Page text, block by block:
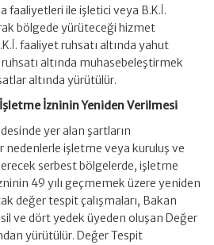
faaliyetleri ile işletici veya B.K.İ.
bölgede yürüteceği hizmet
faaliyet ruhsatı altında yahut
altında muhasebeleştirmek
altında yürütülür.
İzninin Yeniden Verilmesi
yer alan şartların
nedenlerle işletme veya kuruluş ve
serbest bölgelerde, işletme
49 yılı geçmemek üzere yeniden
değer tespit çalışmaları, Bakan
ve dört yedek üyeden oluşan Değer
yürütülür. Değer Tespit